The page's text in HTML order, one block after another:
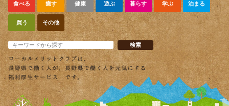
食べる 癒す 健康 遊ぶ 暮らす 学ぶ 泊まる
買う その他